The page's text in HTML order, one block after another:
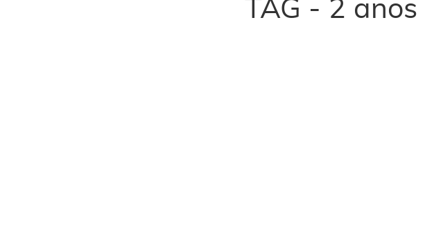
TAG - 2 anos